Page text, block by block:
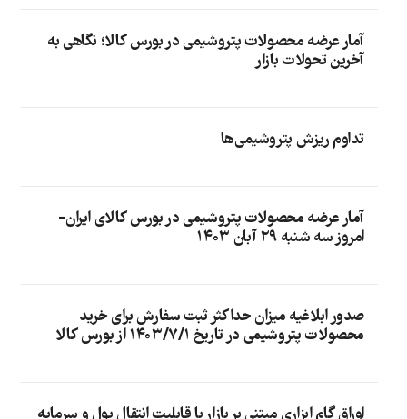
آمار عرضه محصولات پتروشیمی در بورس کالا؛ نگاهی به
آخرین تحولات بازار
تداوم ریزش پتروشیمی‌ها
آمار عرضه محصولات پتروشیمی در بورس کالای ایران-
امروز سه شنبه ۲۹ آبان ۱۴۰۳
صدور ابلاغیه میزان حداکثر ثبت سفارش برای خرید
محصولات پتروشیمی در تاریخ ۱۴۰۳/۷/۱ از بورس کالا